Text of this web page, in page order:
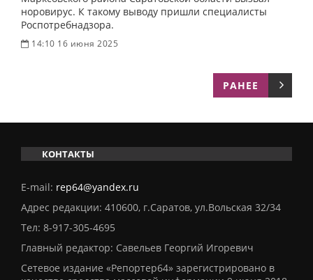
норовирус. К такому выводу пришли специалисты
Роспотребнадзора.
14:10 16 июня 2025
РАНЕЕ
КОНТАКТЫ
E-mail: rep64@yandex.ru
Адрес редакции: 410600, г.Саратов, ул.Вольская 32/34
Тел: 8-917-305-4695
Главный редактор: Савельев Георгий Игоревич
Сетевое издание «Репортер64» зарегистрировано в